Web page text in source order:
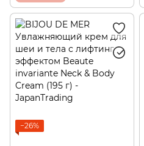
−26%